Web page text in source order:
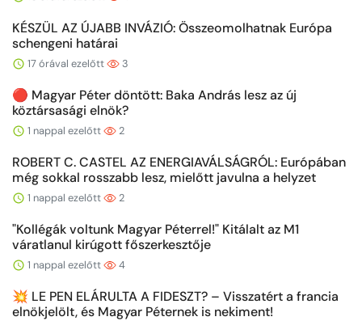
KÉSZÜL AZ ÚJABB INVÁZIÓ: Összeomolhatnak Európa
schengeni határai
17 órával ezelőtt 3
🔴 Magyar Péter döntött: Baka András lesz az új
köztársasági elnök?
1 nappal ezelőtt 2
ROBERT C. CASTEL AZ ENERGIAVÁLSÁGRÓL: Európában
még sokkal rosszabb lesz, mielőtt javulna a helyzet
1 nappal ezelőtt 2
"Kollégák voltunk Magyar Péterrel!" Kitálalt az M1
váratlanul kirúgott főszerkesztője
1 nappal ezelőtt 4
💥 LE PEN ELÁRULTA A FIDESZT? – Visszatért a francia
elnökjelölt, és Magyar Péternek is nekiment!